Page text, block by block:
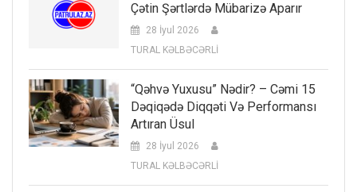
Çətin Şərtlərdə Mübarizə Aparır
28 İyul 2026
TURAL KƏLBƏCƏRLİ
“Qəhvə Yuxusu” Nədir? – Cəmi 15
Dəqiqədə Diqqəti Və Performansı
Artıran Üsul
28 İyul 2026
TURAL KƏLBƏCƏRLİ